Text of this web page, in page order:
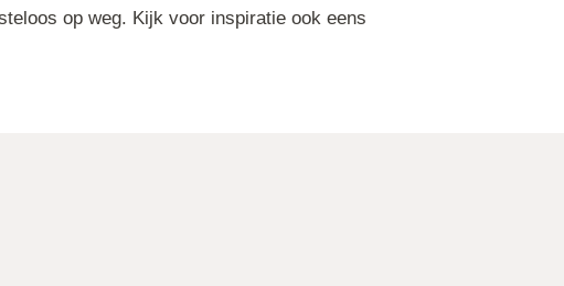
op weg. Kijk voor inspiratie ook eens